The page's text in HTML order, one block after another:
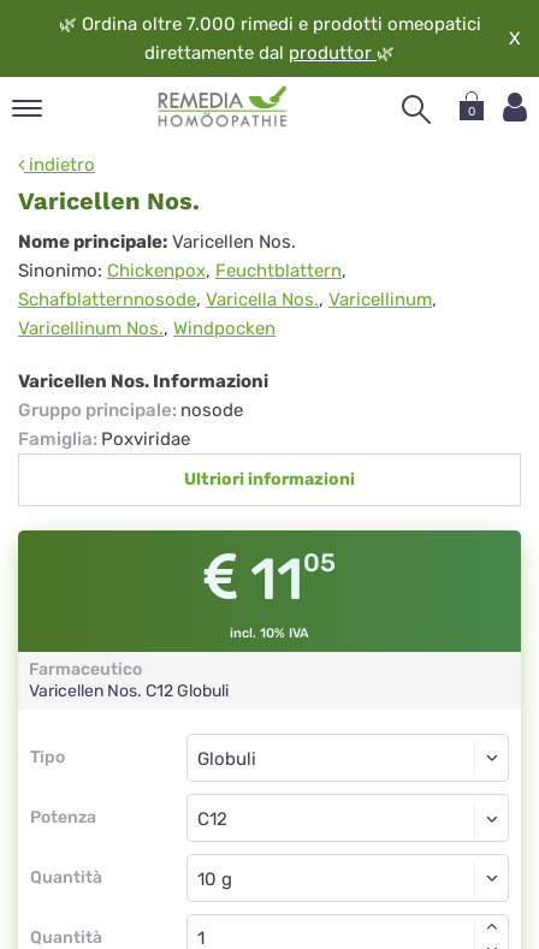
🌿 Ordina oltre 7.000 rimedi e prodotti omeopatici
direttamente dal produttor 🌿
X
0
indietro
Varicellen Nos.
Varicellen
Nos.
Nome principale: Varicellen Nos.
Sinonimo: Chickenpox, Feuchtblattern,
Schafblatternnosode, Varicella Nos., Varicellinum,
Varicellinum Nos., Windpocken
Varicellen Nos. Informazioni
Gruppo principale: nosode
Famiglia: Poxviridae
Ultriori informazioni
1105
incl. 10% IVA
Farmaceutico
Varicellen Nos. C12Globuli
Tipo
Tipo
Potenza
Globuli
C12
Quantità
Globuli
Quantità